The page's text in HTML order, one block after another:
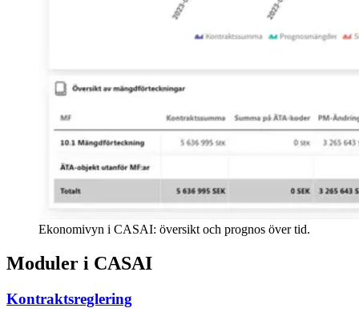
Ekonomivyn i CASAI: översikt och prognos över tid.
Moduler i CASAI
Kontraktsreglering